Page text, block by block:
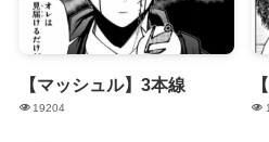
【マッシュル】3本線
19204